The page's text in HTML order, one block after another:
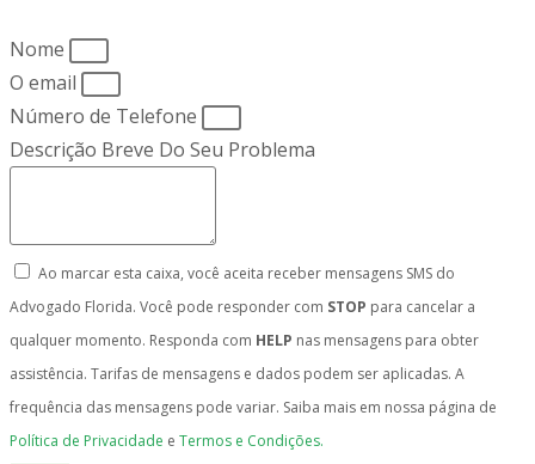
Nome
O email
Número de Telefone
Descrição Breve Do Seu Problema
Ao marcar esta caixa, você aceita receber mensagens SMS do
Advogado Florida. Você pode responder com STOP para cancelar a
qualquer momento. Responda com HELP nas mensagens para obter
assistência. Tarifas de mensagens e dados podem ser aplicadas. A
frequência das mensagens pode variar. Saiba mais em nossa página de
Política de Privacidade e Termos e Condições.